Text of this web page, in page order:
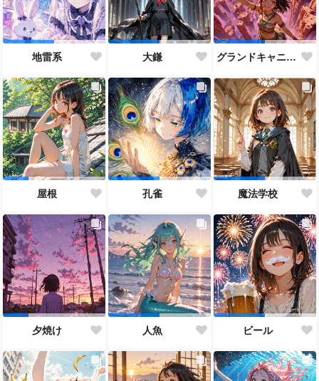
地雷系 大鎌 グランドキャニオン
屋根 孔雀 魔法学校
夕焼け 人魚 ビール